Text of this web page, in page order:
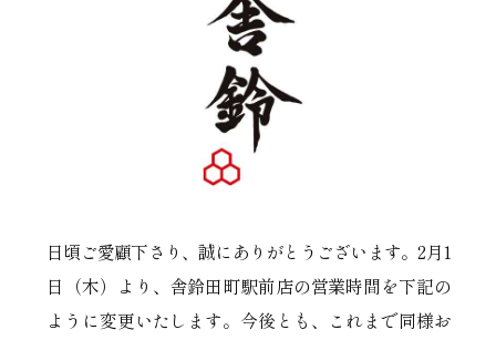
日頃ご愛顧下さり、誠にありがとうございます。2月1
日（木）より、舎鈴田町駅前店の営業時間を下記の
ように変更いたします。今後とも、これまで同様お